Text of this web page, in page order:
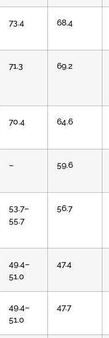
73.4 68.4
71.3 69.2
70.4 64.6
– 59.6
53.7–
55.7
56.7
49.4–
51.0
47.4
49.4–
51.0
47.7